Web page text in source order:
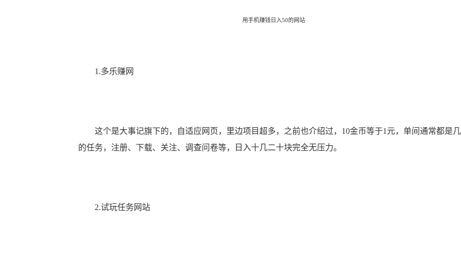
用手机赚钱日入50的网站
1.多乐赚网
这个是大事记旗下的，自适应网页，里边项目超多，之前也介绍过，10金币等于1元，单间通常都是
的任务，注册、下载、关注、调查问卷等，日入十几二十块完全无压力。
2.试玩任务网站